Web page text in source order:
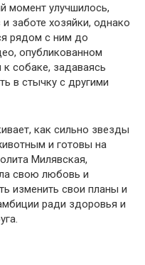
момент улучшилось,
заботе хозяйки, однако
рядом с ним до
опубликованном
собаке, задаваясь
в стычку с другими
как сильно звезды
и готовы на
Милявская,
свою любовь и
изменить свои планы и
ради здоровья и